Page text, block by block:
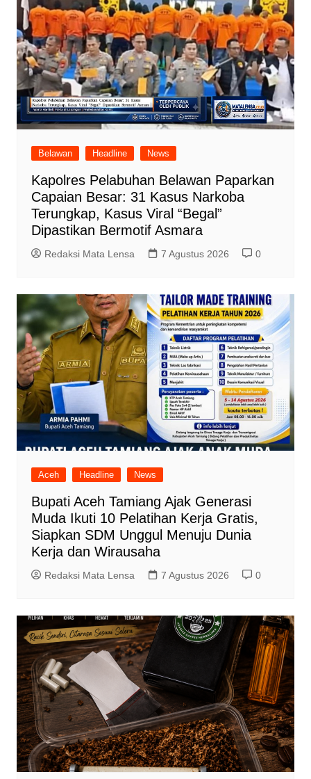
Belawan Headline News
Kapolres Pelabuhan Belawan Paparkan
Capaian Besar: 31 Kasus Narkoba
Terungkap, Kasus Viral “Begal”
Dipastikan Bermotif Asmara
Redaksi Mata Lensa 7 Agustus 2026 0
Aceh Headline News
Bupati Aceh Tamiang Ajak Generasi
Muda Ikuti 10 Pelatihan Kerja Gratis,
Siapkan SDM Unggul Menuju Dunia
Kerja dan Wirausaha
Redaksi Mata Lensa 7 Agustus 2026 0